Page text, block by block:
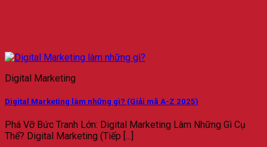
Digital Marketing
Digital Marketing làm những gì? (Giải mã A-Z 2025)
Phá Vỡ Bức Tranh Lớn: Digital Marketing Làm Những Gì Cụ
Thể? Digital Marketing (Tiếp [...]